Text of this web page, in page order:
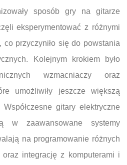
sposób gry na gitarze
eksperymentować z różnymi
co przyczyniło się do powstania
Kolejnym krokiem było
wzmacniaczy oraz
umożliwiły jeszcze większą
gitary elektryczne
w zaawansowane systemy
na programowanie różnych
integrację z komputerami i